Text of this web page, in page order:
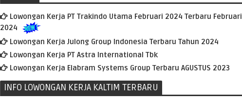
Lowongan Kerja PT Trakindo Utama Februari 2024 Terbaru Februari
2024
Lowongan Kerja Julong Group Indonesia Terbaru Tahun 2024
Lowongan Kerja PT Astra International Tbk
Lowongan Kerja Elabram Systems Group Terbaru AGUSTUS 2023
INFO LOWONGAN KERJA KALTIM TERBARU